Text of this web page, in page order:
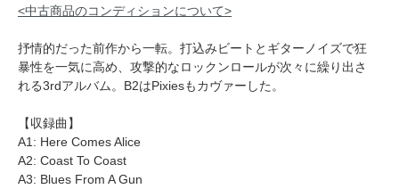
<中古商品のコンディションについて>
抒情的だった前作から一転。打込みビートとギターノイズで狂
暴性を一気に高め、攻撃的なロックンロールが次々に繰り出さ
れる3rdアルバム。B2はPixiesもカヴァーした。
【収録曲】
A1: Here Comes Alice
A2: Coast To Coast
A3: Blues From A Gun